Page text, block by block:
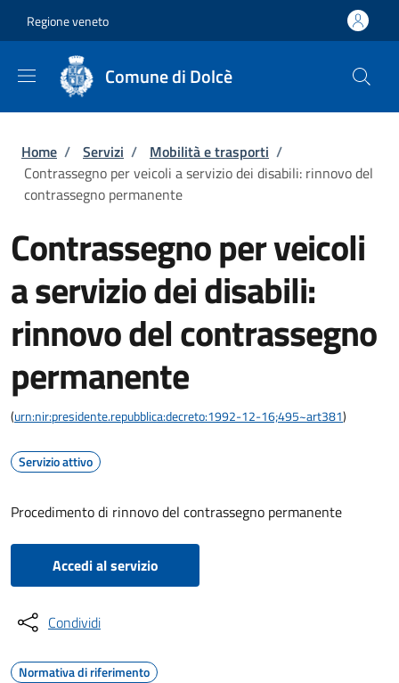
Regione veneto
Comune di Dolcè
Briciole di pane
Home / Servizi / Mobilità e trasporti /
Contrassegno per veicoli a servizio dei disabili: rinnovo del
contrassegno permanente
Contrassegno per veicoli
a servizio dei disabili:
rinnovo del contrassegno
permanente
(urn:nir:presidente.repubblica:decreto:1992-12-16;495~art381)
Servizio attivo
Procedimento di rinnovo del contrassegno permanente
Accedi al servizio
Condividi
Normativa di riferimento